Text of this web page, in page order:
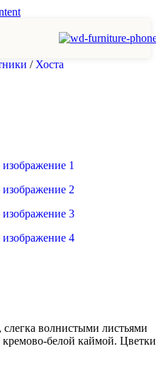
/ Хоста
волнистыми листьями
кремово-белой каймой. Цветки